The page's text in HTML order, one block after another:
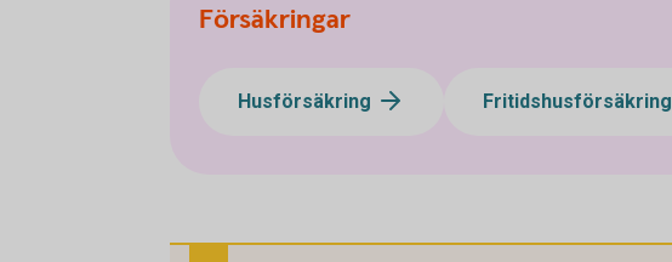
Försäkringar
Husförsäkring Fritidshusförsäkring